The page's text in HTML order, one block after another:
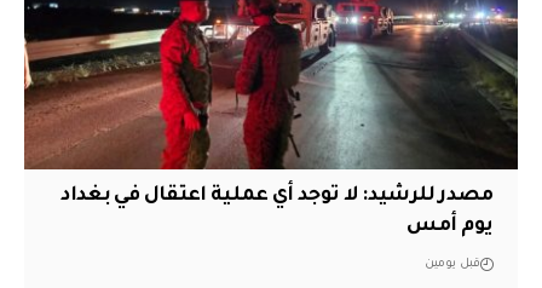
مصدر للرشيد: لا توجد أي عملية اعتقال في بغداد
يوم أمس
قبل يومين